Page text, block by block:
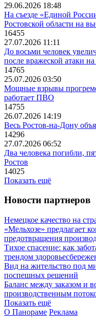
29.06.2026 18:48
На съезде «Единой
Ростовской области на
16455
27.07.2026 11:11
До восьми человек
после вражеской атаки
14765
25.07.2026 03:50
Мощные взрывы
работает ПВО
14755
26.07.2026 14:19
Весь Ростов-на-Дону
14296
27.07.2026 06:52
Два человека погибли,
Ростов
14025
Показать ещё
Новости партнеров
Немецкое качество на
«Мельхозе» предлагает
предотвращения
Тихое спасение: как
трендом
Вид на жительство под
поспешных решений
Баланс между заказом и
производственным
Показать ещё
О Панораме Реклама